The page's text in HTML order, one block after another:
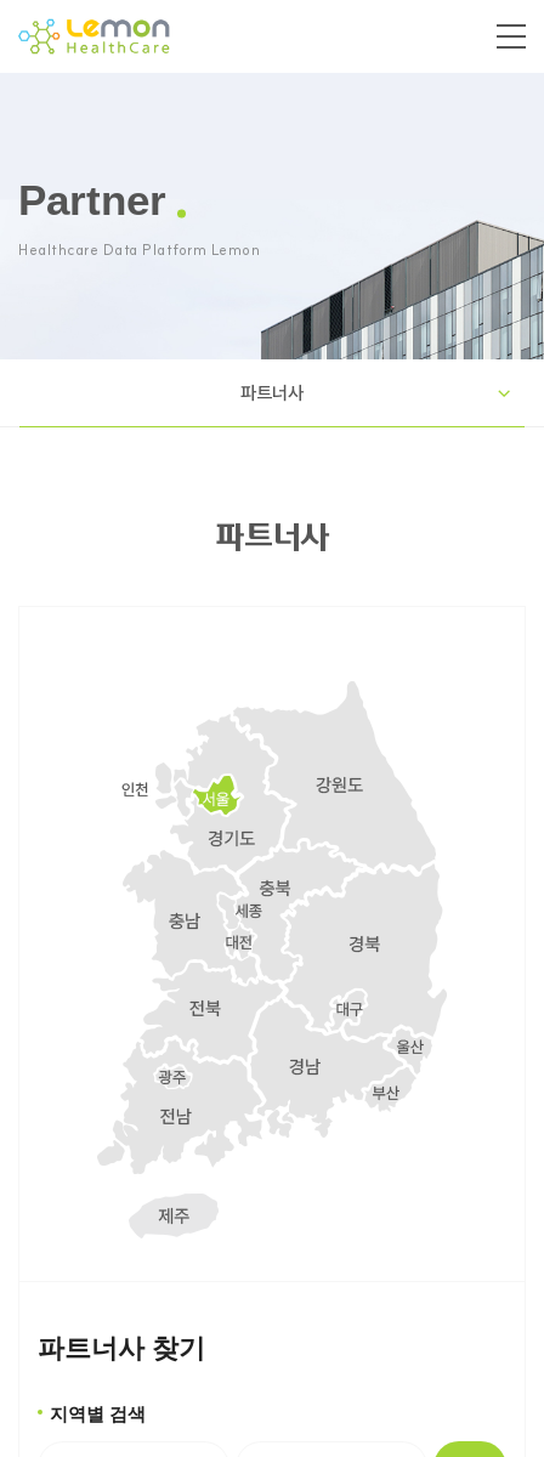
Partner
Healthcare Data Platform Lemon
파트너사
파트너사
파트너사 찾기
지역별 검색